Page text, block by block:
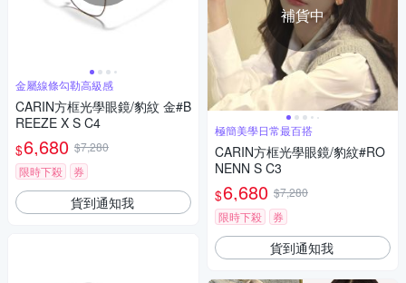
金屬線條勾勒高級感
CARIN方框光學眼鏡/豹紋 金#B
REEZE X S C4
$6,680 $7,280
限時下殺
券
貨到通知我
補貨中
極簡美學日常最百搭
CARIN方框光學眼鏡/豹紋#RO
NENN S C3
$6,680 $7,280
限時下殺
券
貨到通知我